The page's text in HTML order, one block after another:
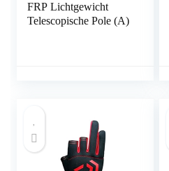
FRP Lichtgewicht
Telescopische Pole (A)